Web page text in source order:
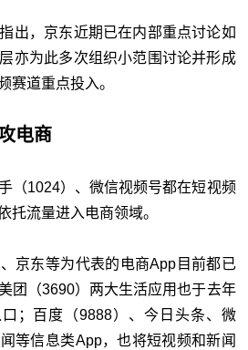
出，京东近期已在内部重点讨论如
亦为此多次组织小范围讨论并形成
赛道重点投入。
电商
（1024）、微信视频号都在短视频
托流量进入电商领域。
京东等为代表的电商App目前都已
团（3690）两大生活应用也于去年
；百度（9888）、今日头条、微
等信息类App，也将短视频和新闻